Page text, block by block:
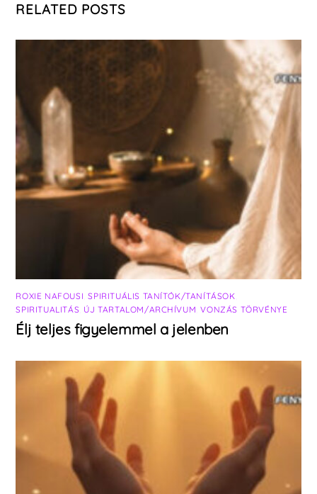
RELATED POSTS
ROXIE NAFOUSI ,SPIRITUÁLIS TANÍTÓK/TANÍTÁSOK
SPIRITUALITÁS ÚJ TARTALOM/ARCHÍVUM ,VONZÁS TÖRVÉNYE
Élj teljes figyelemmel a jelenben